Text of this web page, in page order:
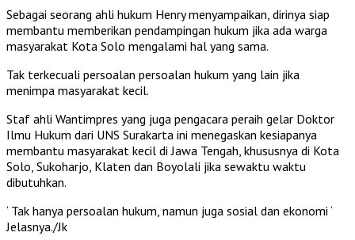
Sebagai seorang ahli hukum Henry menyampaikan, dirinya siap
membantu memberikan pendampingan hukum jika ada warga
masyarakat Kota Solo mengalami hal yang sama.
Tak terkecuali persoalan persoalan hukum yang lain jika
menimpa masyarakat kecil.
Staf ahli Wantimpres yang juga pengacara peraih gelar Doktor
Ilmu Hukum dari UNS Surakarta ini menegaskan kesiapanya
membantu masyarakat kecil di Jawa Tengah, khususnya di Kota
Solo, Sukoharjo, Klaten dan Boyolali jika sewaktu waktu
dibutuhkan.
‘ Tak hanya persoalan hukum, namun juga sosial dan ekonomi ‘
Jelasnya./Jk